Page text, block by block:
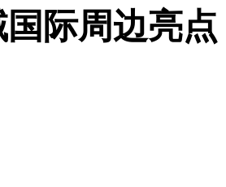
际周边亮点